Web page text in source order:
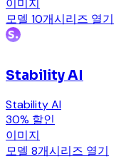
이미지
모델 10개시리즈 열기
Stability AI
Stability AI
30% 할인
이미지
모델 8개시리즈 열기